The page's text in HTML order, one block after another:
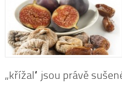
„křížal“ jsou právě